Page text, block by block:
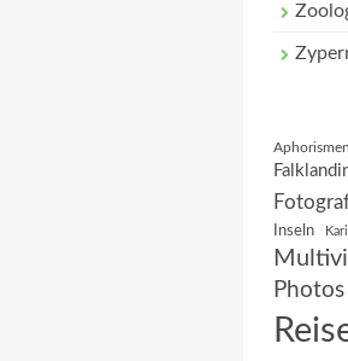
Aphorismen
Inseln
Photos